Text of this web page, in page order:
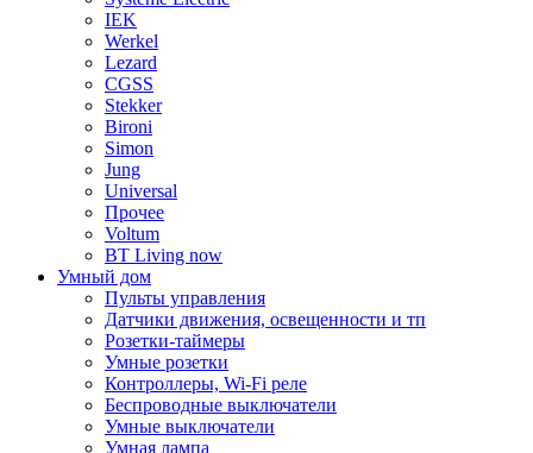
IEK
Werkel
Lezard
CGSS
Stekker
Bironi
Simon
Jung
Universal
Прочее
Voltum
BT Living now
Умный дом
Пульты управления
Датчики движения, освещенности и тп
Розетки-таймеры
Умные розетки
Контроллеры, Wi-Fi реле
Беспроводные выключатели
Умные выключатели
Умная лампа